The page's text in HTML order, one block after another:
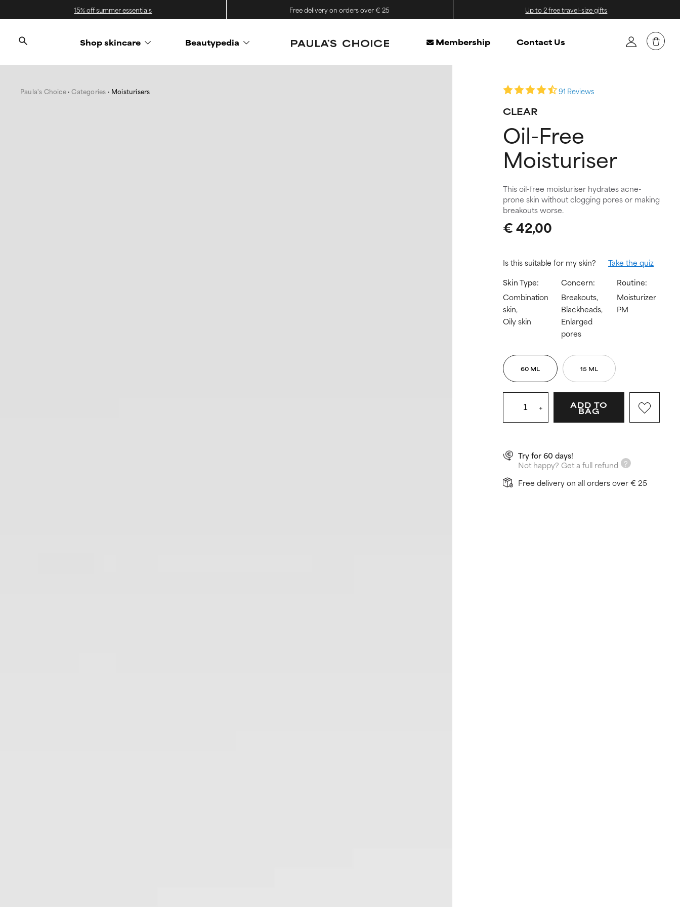
15% off summer essentials Free delivery on orders over € 25 Up to 2 free travel-size gifts
Shop skincare Beautypedia Membership Contact Us
Paula's Choice Categories Moisturisers 91 Reviews
CLEAR
Oil-Free
Moisturiser
This oil-free moisturiser hydrates acne-
prone skin without clogging pores or making
breakouts worse.
€ 42,00
Is this suitable for my skin?
Take the quiz
Skin Type:
Combination
skin,
Oily skin
Concern:
Breakouts,
Blackheads,
Enlarged
pores
Routine:
Moisturizer
PM
60 ML 15 ML
+ ADD TO
BAG
Try for 60 days!
Not happy? Get a full refund
Free delivery on all orders over € 25